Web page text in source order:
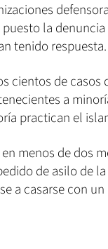
la
tenido respuesta.
cientos de casos
a
practican el
menos de dos
de asilo de
a casarse con